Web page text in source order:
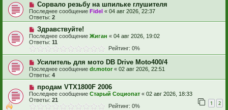
Сорвало резьбу на шпильке глушителя
Последнее сообщение Fidel « 04 авг 2026, 22:37
Ответы: 2
Здравствуйте!
Последнее сообщение Жиган « 04 авг 2026, 19:02
Ответы: 11
Рейтинг: 0%
Усилитель для мото DB Drive Moto400/4
Последнее сообщение dr.motor « 02 авг 2026, 22:51
Ответы: 4
продам VTX1800F 2006
Последнее сообщение Старый Социопат « 02 авг 2026, 18:33
Ответы: 21 1 2
Рейтинг: 0%